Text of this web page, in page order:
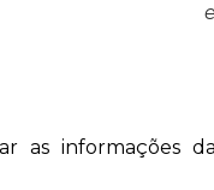
as informações